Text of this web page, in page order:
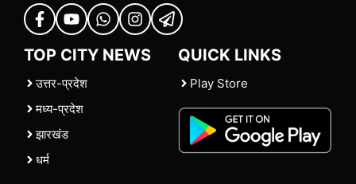
TOP CITY NEWS
उत्तर-प्रदेश
मध्य-प्रदेश
झारखंड
धर्म
QUICK LINKS
Play Store